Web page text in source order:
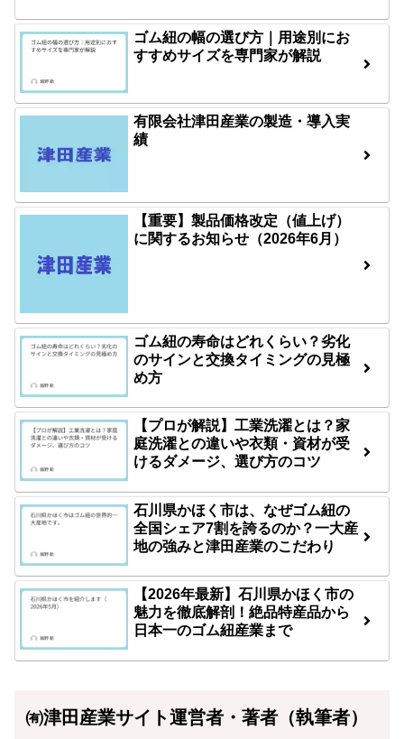
ゴム紐の幅の選び方｜用途別にお
すすめサイズを専門家が解説
有限会社津田産業の製造・導入実
績
【重要】製品価格改定（値上げ）
に関するお知らせ（2026年6月）
ゴム紐の寿命はどれくらい？劣化
のサインと交換タイミングの見極
め方
【プロが解説】工業洗濯とは？家
庭洗濯との違いや衣類・資材が受
けるダメージ、選び方のコツ
石川県かほく市は、なぜゴム紐の
全国シェア7割を誇るのか？一大産
地の強みと津田産業のこだわり
【2026年最新】石川県かほく市の
魅力を徹底解剖！絶品特産品から
日本一のゴム紐産業まで
㈲津田産業サイト運営者・著者（執筆者）